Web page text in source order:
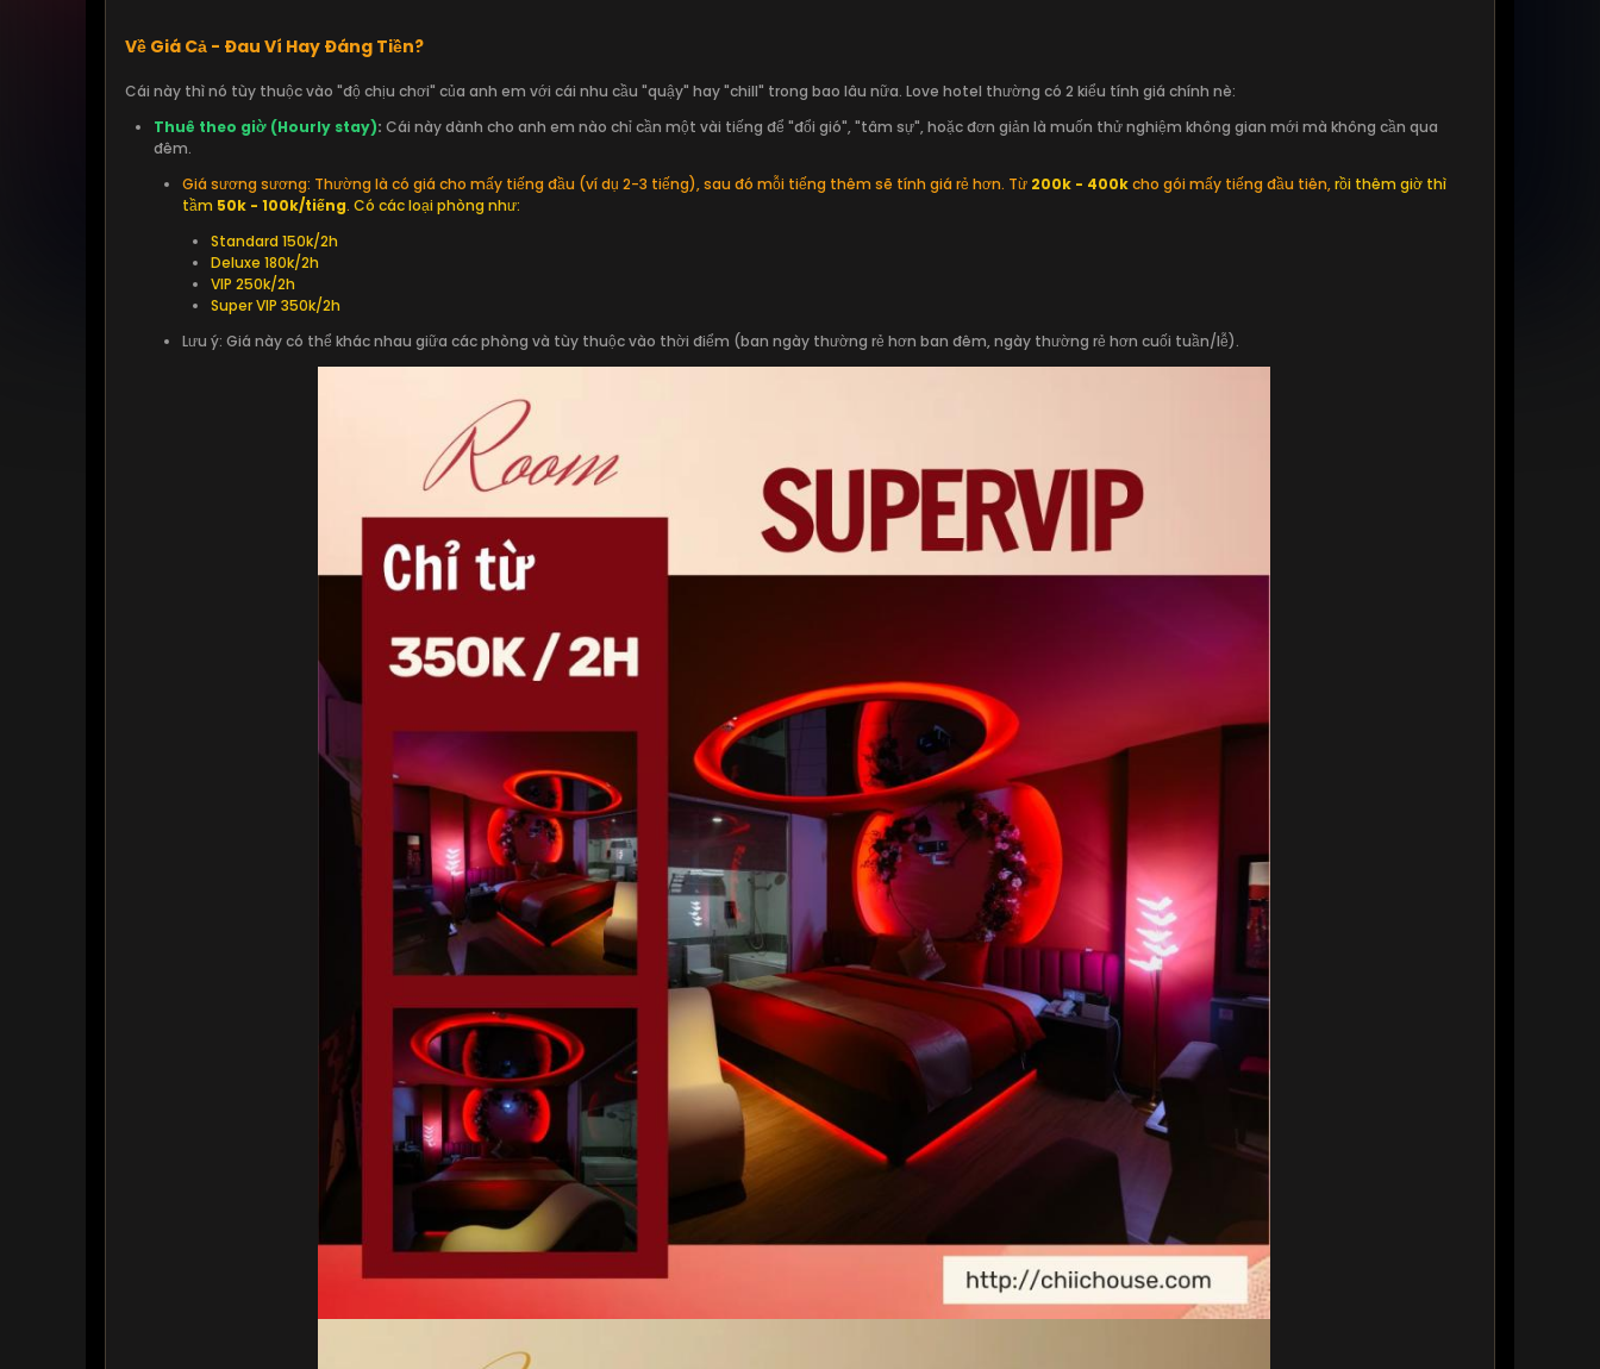
Về Giá Cả - Đau Ví Hay Đáng Tiền?
Cái này thì nó tùy thuộc vào "độ chịu chơi" của anh em với cái nhu cầu "quậy" hay "chill" trong bao lâu nữa. Love hotel thường có 2 kiểu tính giá chính nè:
Thuê theo giờ (Hourly stay): Cái này dành cho anh em nào chỉ cần một vài tiếng để "đổi gió", "tâm sự", hoặc đơn giản là muốn thử nghiệm không gian mới mà không cần qua
đêm.
Giá sương sương: Thường là có giá cho mấy tiếng đầu (ví dụ 2-3 tiếng), sau đó mỗi tiếng thêm sẽ tính giá rẻ hơn. Từ 200k - 400kcho gói mấy tiếng đầu tiên,rồi thêm giờ thì
tầm 50k - 100k/tiếng. Có các loại phòng như:
Standard 150k/2h
Deluxe 180k/2h
VIP 250k/2h
Super VIP 350k/2h
Lưu ý: Giá này có thể khác nhau giữa các phòng và tùy thuộc vào thời điểm (ban ngày thường rẻ hơn ban đêm, ngày thường rẻ hơn cuối tuần/lễ).